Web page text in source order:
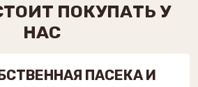
ПОКУПАТЬ У
НАС
ПАСЕКА И